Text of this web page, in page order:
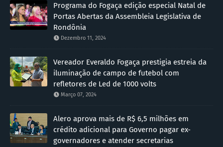
Programa do Fogaça edição especial Natal de
Portas Abertas da Assembleia Legislativa de
Rondônia
Dezembro 11, 2024
Vereador Everaldo Fogaça prestigia estreia da
iluminação de campo de futebol com
refletores de Led de 1000 volts
Março 07, 2024
Alero aprova mais de R$ 6,5 milhões em
crédito adicional para Governo pagar ex-
governadores e atender secretarias